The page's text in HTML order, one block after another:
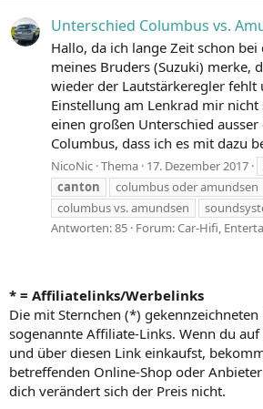
Unterschied Columbus vs.
Hallo, da ich lange Zeit schon bei
meines Bruders (Suzuki) merke,
wieder der Lautstärkeregler fehlt
Einstellung am Lenkrad mir nicht
einen großen Unterschied
Columbus, dass ich es mit dazu
NicoNic Thema 17. Dezember 2017
canton
columbus oder amundsen
columbus vs. amundsen
Antworten: 85 Forum:Car-Hifi,
* = Affiliatelinks/Werbelinks
Die mit Sternchen (*) gekennzeichneten
sogenannte Affiliate-Links. Wenn du
und über diesen Link einkaufst,
betreffenden Online-Shop oder
dich verändert sich der Preis nicht.